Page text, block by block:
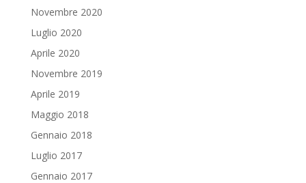
Novembre 2020
Luglio 2020
Aprile 2020
Novembre 2019
Aprile 2019
Maggio 2018
Gennaio 2018
Luglio 2017
Gennaio 2017